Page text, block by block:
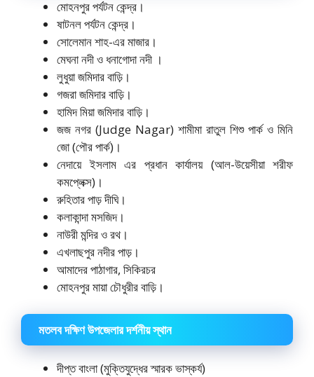
মোহনপুর পর্যটন কেন্দ্র।
ষাটনল পর্যটন কেন্দ্র।
সোলেমান শাহ-এর মাজার।
মেঘনা নদী ও ধনাগোদা নদী ।
লুধুয়া জমিদার বাড়ি।
গজরা জমিদার বাড়ি।
হামিদ মিয়া জমিদার বাড়ি।
জজ নগর (Judge Nagar) শামীমা রাতুল শিশু পার্ক ও মিনি
জো (পৌর পার্ক)।
নেদায়ে ইসলাম এর প্রধান কার্যালয় (আল-উয়েসীয়া শরীফ
কমপ্লেক্স)।
রুহিতার পাড় দীঘি।
কলাকান্দা মসজিদ।
নাউরী মন্দির ও রথ।
এখলাছপুর নদীর পাড়।
আমাদের পাঠাগার, সিকিরচর
মোহনপুর মায়া চৌধুরীর বাড়ি।
মতলব দক্ষিণ উপজেলার দর্শনীয় স্থান
দীপ্ত বাংলা (মুক্তিযুদ্ধের স্মারক ভাস্কর্য)